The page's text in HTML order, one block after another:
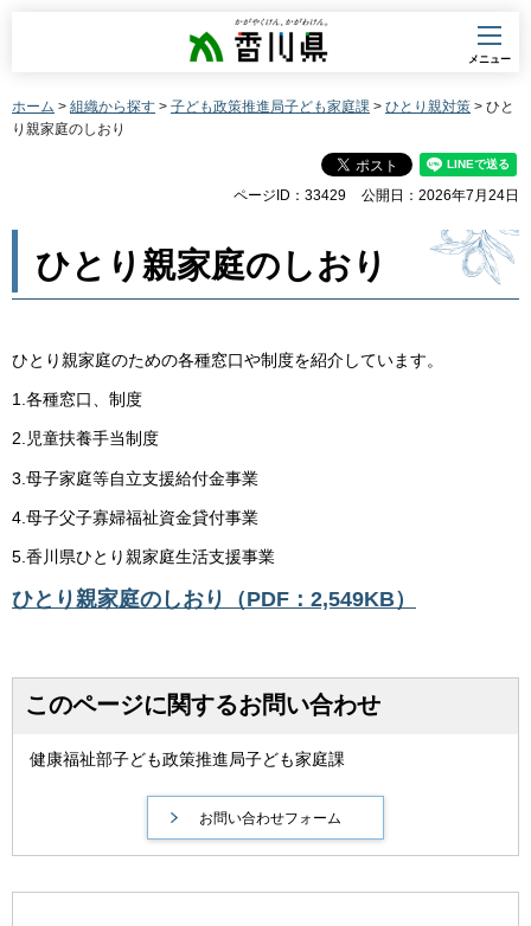
香川県
メニュー
ホーム > 組織から探す > 子ども政策推進局子ども家庭課 > ひとり親対策 > ひと
り親家庭のしおり
ページID：33429 公開日：2026年7月24日
ひとり親家庭のしおり
ひとり親家庭のための各種窓口や制度を紹介しています。
1.各種窓口、制度
2.児童扶養手当制度
3.母子家庭等自立支援給付金事業
4.母子父子寡婦福祉資金貸付事業
5.香川県ひとり親家庭生活支援事業
ひとり親家庭のしおり（PDF：2,549KB）
このページに関するお問い合わせ
健康福祉部子ども政策推進局子ども家庭課